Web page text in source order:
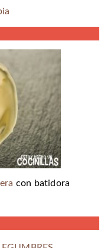
con batidora